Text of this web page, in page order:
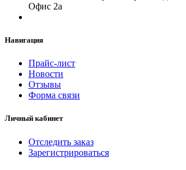
Офис 2а
Навигация
Прайс-лист
Новости
Отзывы
Форма связи
Личный кабинет
Отследить заказ
Зарегистрироваться